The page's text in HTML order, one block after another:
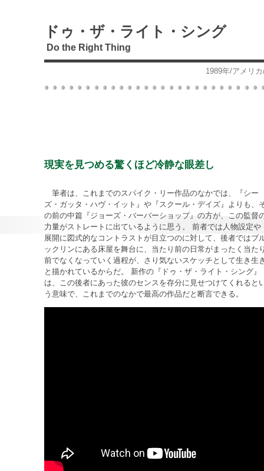
ドゥ・ザ・ライト・シング
Do the Right Thing
1989年/アメリ
現実を見つめる驚くほど冷静な眼差し
筆者は、これまでのスパイク・リー作品のなかでは、『シー
ズ・ガッタ・ハヴ・イット』や『スクール・デイズ』よりも、
の前の中篇『ジョーズ・バーバーショップ』の方が、この監督
力量がストレートに出ているように思う。 前者では人物設定や
展開に図式的なコントラストが目立つのに対して、後者ではブ
ックリンにある床屋を舞台に、当たり前の日常がまったく当た
前でなくなっていく過程が、さり気ないスケッチとして生き生
と描かれているからだ。 新作の『ドゥ・ザ・ライト・シング』
は、この後者にあった彼のセンスを存分に見せつけてくれると
う意味で、これまでのなかで最高の作品だと断言できる。